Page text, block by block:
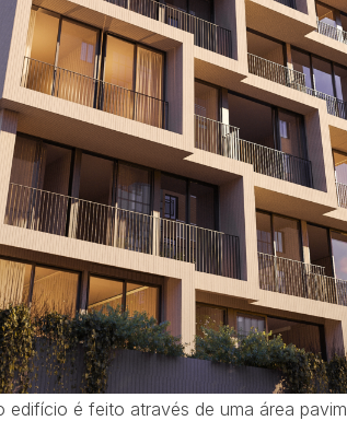
edifício é feito através de uma área